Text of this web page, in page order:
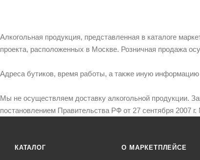
Алкогольная продукция, представленная в каталоге
проекта, расположенных в Москве. Розничная продажа
Адреса бутиков, время работы, а также иную
Мы не осуществляем доставку алкогольной продукции.
постановлением Правительства РФ от 27 сентября 2007
КАТАЛОГ О МАРКЕТПЛЕЙСЕ